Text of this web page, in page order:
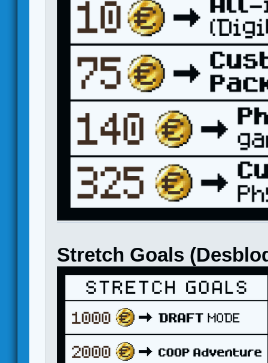
Stretch Goals